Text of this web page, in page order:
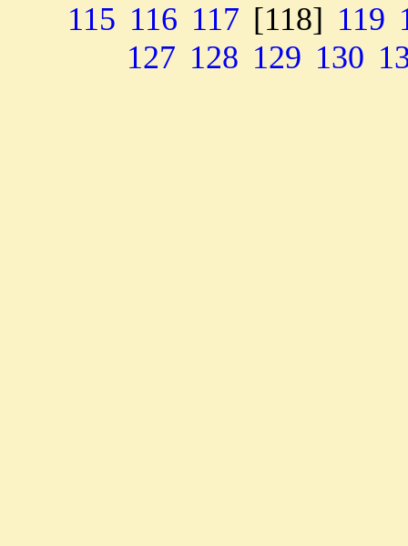
115 116 117 [118] 119
127 128 129 130